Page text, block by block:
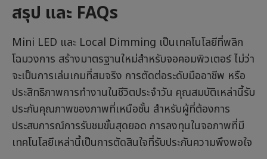
สรุป และ FAQs
Mini LED และ Local Dimming เป็นเทคโนโลยีที่พลิก
โฉมวงการ สร้างมาตรฐานใหม่สำหรับจอคอมพิวเตอร์ ไม่ว่า
จะเป็นการเล่นเกมที่สมจริง การตัดต่อระดับมืออาชีพ หรือ
ประสิทธิภาพการทำงานในชีวิตประจำวัน คุณสมบัติเหล่านี้รับ
ประกันคุณภาพของภาพที่เหนือชั้น สำหรับผู้ที่ต้องการ
ประสบการณ์การรับชมขั้นสุดยอด การลงทุนในจอภาพที่มี
เทคโนโลยีเหล่านี้เป็นการตัดสินใจที่รับประกันความพึงพอใจ